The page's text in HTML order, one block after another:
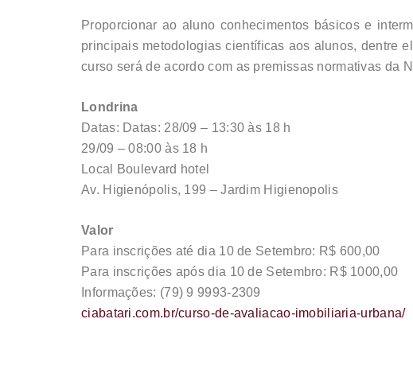
Proporcionar ao aluno conhecimentos básicos e
principais metodologias científicas aos alunos, dentre
curso será de acordo com as premissas normativas da
Londrina
Datas: Datas: 28/09 – 13:30 às 18 h
29/09 – 08:00 às 18 h
Local Boulevard hotel
Av. Higienópolis, 199 – Jardim Higienopolis
Valor
Para inscrições até dia 10 de Setembro: R$ 600,00
Para inscrições após dia 10 de Setembro: R$ 1000,00
Informações: (79) 9 9993-2309
ciabatari.com.br/curso-de-avaliacao-imobiliaria-urbana/